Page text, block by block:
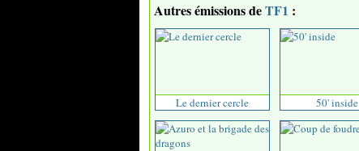
Autres émissions deTF1 :
Le dernier cercle 50' inside